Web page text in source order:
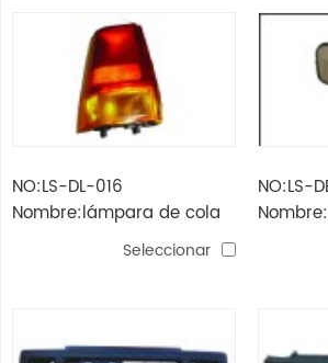
NO:LS-DL-016
Nombre:lámpara de cola
Seleccionar
NO:LS-